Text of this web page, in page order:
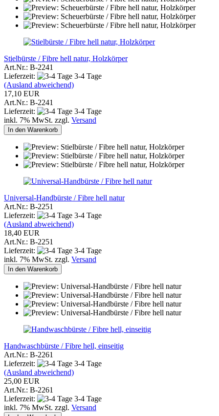
Stielbürste / Fibre hell natur, Holzkörper
Art.Nr.: B-2241
Lieferzeit:
3-4 Tage
(Ausland abweichend)
17,10 EUR
Art.Nr.: B-2241
Lieferzeit:
3-4 Tage
inkl. 7% MwSt. zzgl. Versand
In den Warenkorb
Universal-Handbürste / Fibre hell natur
Art.Nr.: B-2251
Lieferzeit:
3-4 Tage
(Ausland abweichend)
18,40 EUR
Art.Nr.: B-2251
Lieferzeit:
3-4 Tage
inkl. 7% MwSt. zzgl. Versand
In den Warenkorb
Handwaschbürste / Fibre hell, einseitig
Art.Nr.: B-2261
Lieferzeit:
3-4 Tage
(Ausland abweichend)
25,00 EUR
Art.Nr.: B-2261
Lieferzeit:
3-4 Tage
inkl. 7% MwSt. zzgl. Versand